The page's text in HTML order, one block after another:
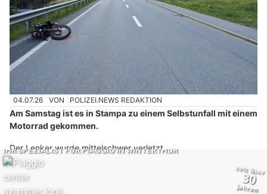
04.07.26 VON POLIZEI.NEWS REDAKTION
Am Samstag ist es in Stampa zu einem Selbstunfall mit einem
Motorrad gekommen.
Der Lenker wurde mittelschwer verletzt.
Weiterlesen